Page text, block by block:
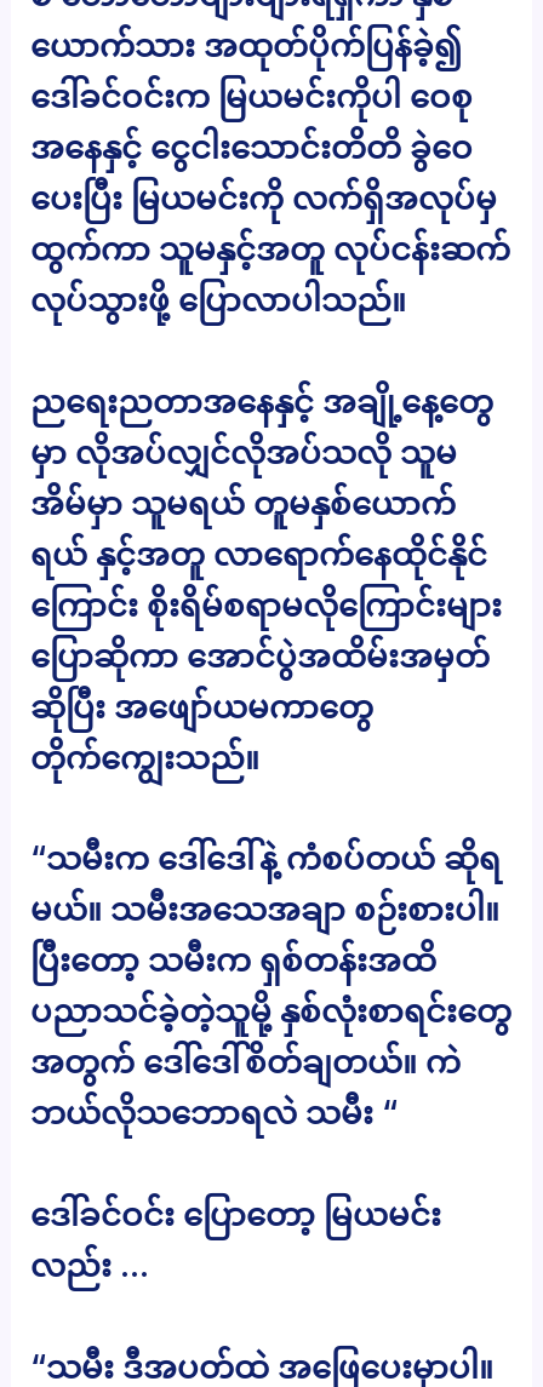
ယောက်သား အထုတ်ပိုက်ပြန်ခဲ့၍
ဒေါ်ခင်ဝင်းက မြယမင်းကိုပါ ဝေစု
အနေနှင့် ငွေငါးသောင်းတိတိ ခွဲဝေ
ပေးပြီး မြယမင်းကို လက်ရှိအလုပ်မှ
ထွက်ကာ သူမနှင့်အတူ လုပ်ငန်းဆက်
လုပ်သွားဖို့ ပြောလာပါသည်။
ညရေးညတာအနေနှင့် အချို့နေ့တွေ
မှာ လိုအပ်လျှင်လိုအပ်သလို သူမ
အိမ်မှာ သူမရယ် တူမနှစ်ယောက်
ရယ် နှင့်အတူ လာရောက်နေထိုင်နိုင်
ကြောင်း စိုးရိမ်စရာမလိုကြောင်းများ
ပြောဆိုကာ အောင်ပွဲအထိမ်းအမှတ်
ဆိုပြီး အဖျော်ယမကာတွေ
တိုက်ကျွေးသည်။
“သမီးက ဒေါ်ဒေါ်နဲ့ ကံစပ်တယ် ဆိုရ
မယ်။ သမီးအသေအချာ စဉ်းစားပါ။
ပြီးတော့ သမီးက ရှစ်တန်းအထိ
ပညာသင်ခဲ့တဲ့သူမို့ နှစ်လုံးစာရင်းတွေ
အတွက် ဒေါ်ဒေါ်စိတ်ချတယ်။ ကဲ
ဘယ်လိုသဘောရလဲ သမီး “
ဒေါ်ခင်ဝင်း ပြောတော့ မြယမင်း
လည်း …
“သမီး ဒီအပတ်ထဲ အဖြေပေးမှာပါ။